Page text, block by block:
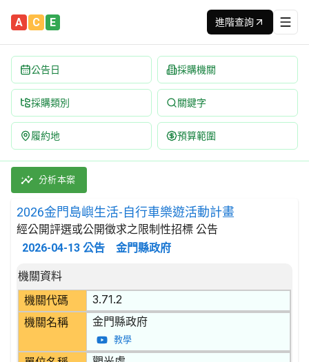
A C E 進階查詢
公告日 採購機關
採購類別 關鍵字
履約地 預算範圍
2026金門島嶼生活-自行車樂遊活動計畫 招標公告 | 案號：
採購類別：勞務類 娛樂,文化,體育服務 | 招標方式：經公開
分析本案
2026金門島嶼生活-自行車樂遊活動計畫
經公開評選或公開徵求之限制性招標 公告
2026-04-13 公告 金門縣政府
招標公告詳細內容
機關資料
機關代碼
3.71.2
機關名稱 金門縣政府
教學